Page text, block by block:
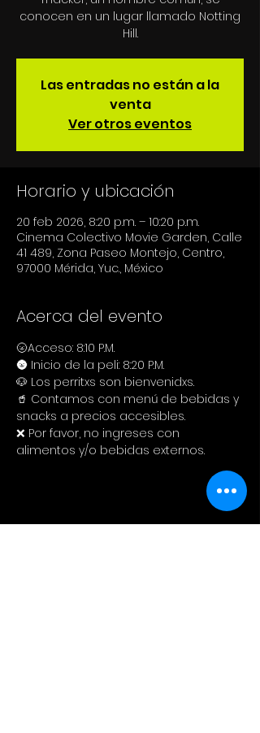
conocen en un lugar llamado Notting
Hill.
Las entradas no están a la
venta
Ver otros eventos
Horario y ubicación
20 feb 2026, 8:20 p.m. – 10:20 p.m.
Cinema Colectivo Movie Garden, Calle
41 489, Zona Paseo Montejo, Centro,
97000 Mérida, Yuc., México
Acerca del evento
🌝Acceso: 8:10 P.M.
🌚 Inicio de la peli: 8:20 P.M.
🐶 Los perritxs son bienvenidxs.
🥤 Contamos con menú de bebidas y
snacks a precios accesibles.
❌ Por favor, no ingreses con
alimentos y/o bebidas externos.